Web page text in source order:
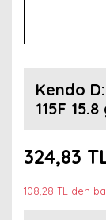
Kendo
115F
324,83
108,28 TL den